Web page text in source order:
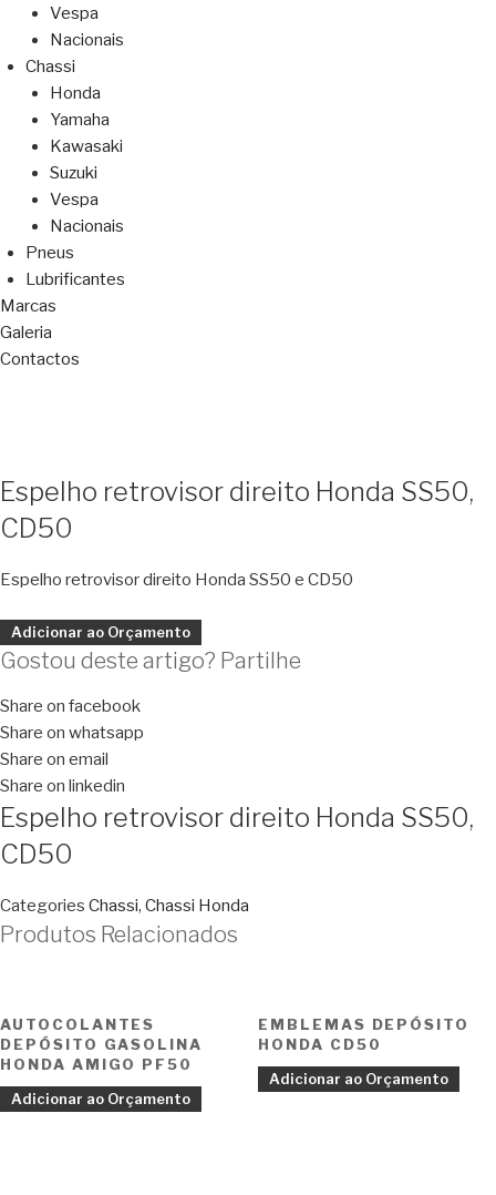
Vespa
Nacionais
Chassi
Honda
Yamaha
Kawasaki
Suzuki
Vespa
Nacionais
Pneus
Lubrificantes
Marcas
Galeria
Contactos
Espelho retrovisor direito Honda SS50,
CD50
Espelho retrovisor direito Honda SS50 e CD50
Adicionar ao Orçamento
Gostou deste artigo? Partilhe
Share on facebook
Share on whatsapp
Share on email
Share on linkedin
Espelho retrovisor direito Honda SS50,
CD50
Categories Chassi, Chassi Honda
Produtos Relacionados
AUTOCOLANTES
DEPÓSITO GASOLINA
HONDA AMIGO PF50
Adicionar ao Orçamento
EMBLEMAS DEPÓSITO
HONDA CD50
Adicionar ao Orçamento